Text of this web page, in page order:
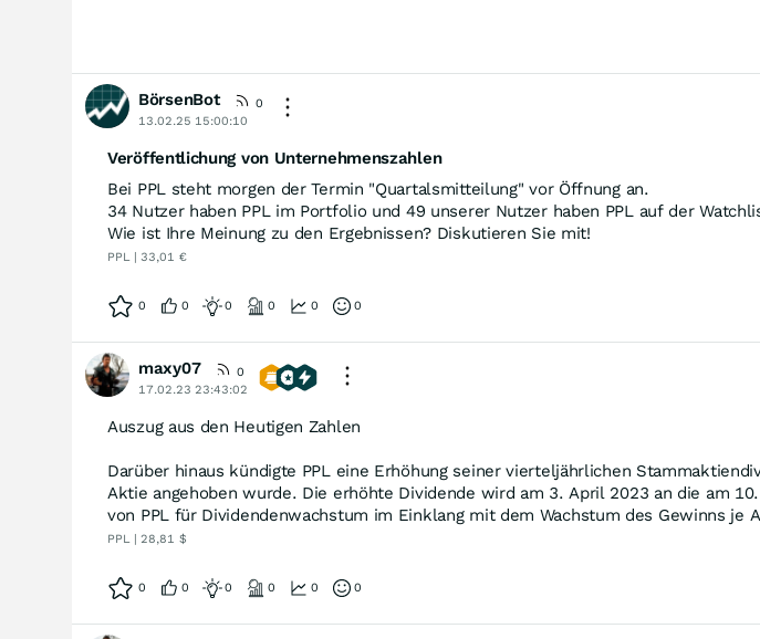
BörsenBot
0
13.02.25 15:00:10
Veröffentlichung von Unternehmenszahlen
Bei PPL steht morgen der Termin "Quartalsmitteilung" vor Öffnung an.
34 Nutzer haben PPL im Portfolio und 49 unserer Nutzer haben PPL auf der
Wie ist Ihre Meinung zu den Ergebnissen? Diskutieren Sie mit!
PPL | 33,01 €
0 0 0 0 0 0
maxy07
0
17.02.23 23:43:02
Auszug aus den Heutigen Zahlen
Darüber hinaus kündigte PPL eine Erhöhung seiner vierteljährlichen
Aktie angehoben wurde. Die erhöhte Dividende wird am 3. April 2023 an die am
von PPL für Dividendenwachstum im Einklang mit dem Wachstum des Gewinns je
PPL | 28,81 $
0 0 0 0 0 0